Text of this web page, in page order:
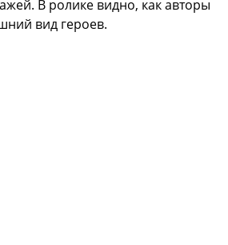
В ролике видно, как авторы
вид героев.